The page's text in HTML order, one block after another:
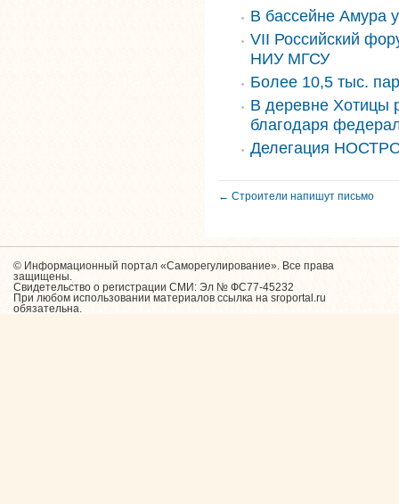
В бассейне Амура
VII Российский
НИУ МГСУ
Более 10,5 тыс.
В деревне Хотицы
благодаря
Делегация
← Строители напишут письмо
© Информационный портал «Саморегулирование». Все права
защищены.
Свидетельство о регистрации СМИ: Эл № ФС77-45232
При любом использовании материалов ссылка на sroportal.ru
обязательна.